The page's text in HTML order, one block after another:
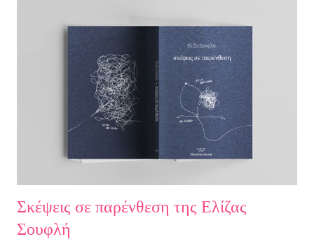
Σκέψεις σε παρένθεση της Ελίζας
Σουφλή